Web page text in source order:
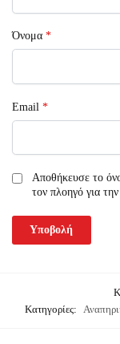
Όνομα *
Email *
Αποθήκευσε το
τον πλοηγό για
Κατηγορίες: